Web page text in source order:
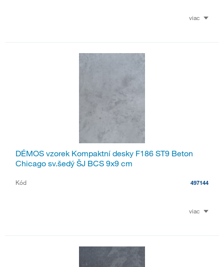
viac
DÉMOS vzorek Kompaktní desky F186 ST9 Beton
Chicago sv.šedý ŠJ BCS 9x9 cm
Kód 497144
viac